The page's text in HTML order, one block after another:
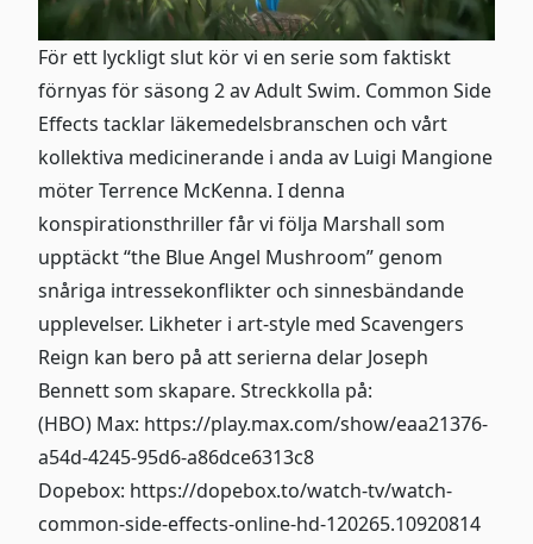
För ett lyckligt slut kör vi en serie som faktiskt
förnyas för säsong 2 av Adult Swim. Common Side
Effects tacklar läkemedelsbranschen och vårt
kollektiva medicinerande i anda av Luigi Mangione
möter Terrence McKenna. I denna
konspirationsthriller får vi följa Marshall som
upptäckt “the Blue Angel Mushroom” genom
snåriga intressekonflikter och sinnesbändande
upplevelser. Likheter i art-style med Scavengers
Reign kan bero på att serierna delar Joseph
Bennett som skapare. Streckkolla på:
(HBO) Max: https://play.max.com/show/eaa21376-
a54d-4245-95d6-a86dce6313c8
Dopebox: https://dopebox.to/watch-tv/watch-
common-side-effects-online-hd-120265.10920814